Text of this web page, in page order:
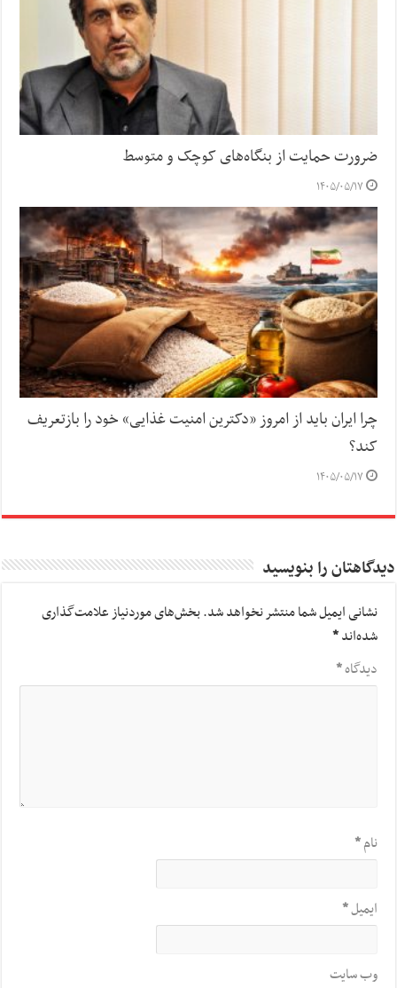
ضرورت حمایت از بنگاه‌های کوچک و متوسط
۱۴۰۵/۰۵/۱۷
چرا ایران باید از امروز «دکترین امنیت غذایی» خود را بازتعریف
کند؟
۱۴۰۵/۰۵/۱۷
دیدگاهتان را بنویسید
نشانی ایمیل شما منتشر نخواهد شد.بخش‌های موردنیاز علامت‌گذاری
شده‌اند*
دیدگاه*
نام*
ایمیل*
وب‌ سایت